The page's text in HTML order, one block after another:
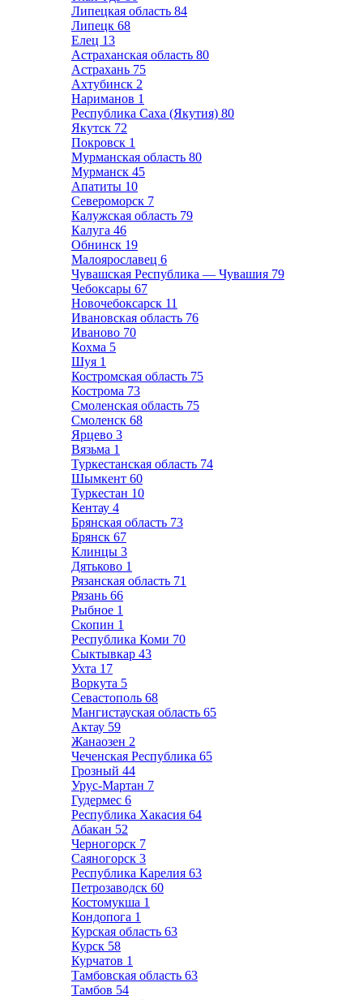
Липецкая область 84
Липецк 68
Елец 13
Астраханская область 80
Астрахань 75
Ахтубинск 2
Нариманов 1
Республика Саха (Якутия) 80
Якутск 72
Покровск 1
Мурманская область 80
Мурманск 45
Апатиты 10
Североморск 7
Калужская область 79
Калуга 46
Обнинск 19
Малоярославец 6
Чувашская Республика — Чувашия 79
Чебоксары 67
Новочебоксарск 11
Ивановская область 76
Иваново 70
Кохма 5
Шуя 1
Костромская область 75
Кострома 73
Смоленская область 75
Смоленск 68
Ярцево 3
Вязьма 1
Туркестанская область 74
Шымкент 60
Туркестан 10
Кентау 4
Брянская область 73
Брянск 67
Клинцы 3
Дятьково 1
Рязанская область 71
Рязань 66
Рыбное 1
Скопин 1
Республика Коми 70
Сыктывкар 43
Ухта 17
Воркута 5
Севастополь 68
Мангистауская область 65
Актау 59
Жанаозен 2
Чеченская Республика 65
Грозный 44
Урус-Мартан 7
Гудермес 6
Республика Хакасия 64
Абакан 52
Черногорск 7
Саяногорск 3
Республика Карелия 63
Петрозаводск 60
Костомукша 1
Кондопога 1
Курская область 63
Курск 58
Курчатов 1
Тамбовская область 63
Тамбов 54